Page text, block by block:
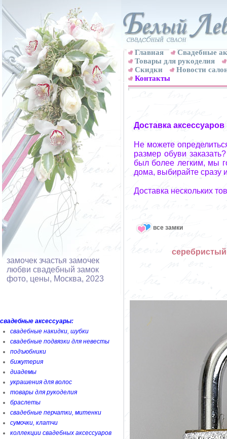
замочек зчастья замочек
любви свадебный замок
фото, цены, Москва, 2023
свадебные аксессуары:
свадебные накидки, шубки
свадебные подвязки для невесты
подъюбники
бижутерия
диадемы
украшения для волос
товары для рукоделия
браслеты
свадебные перчатки, митенки
сумочки, клатчи
коллекции свадебных аксессуаров
Главная
Свадебные
Товары для рукоделия
Скидки
Новости
Контакты
Доставка
Не можете
размер обуви
был более легким, мы
дома, выбирайте сразу
Доставка нескольких
все замки